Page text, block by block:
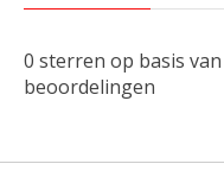
0 sterren op basis van
beoordelingen